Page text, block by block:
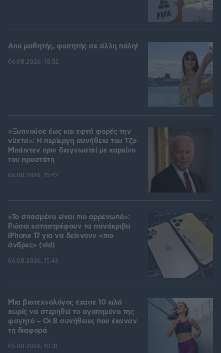
Από μαθητής, φοιτητής σε άλλη πόλη!
06.08.2026, 10:52
«Ξυπνούσε έως και εφτά φορές την
νύχτα»: Η περίεργη συνήθεια του Τζο
Μπάιντεν πριν διαγνωστεί με καρκίνο
του προστάτη
06.08.2026, 15:42
«Το σπασμένο είναι πιο αρρενωπό»:
Ρώσοι καταστρέφουν τα πανάκριβα
iPhone 17 για να δείχνουν «πιο
άνδρες» (vid)
06.08.2026, 15:43
Μια βιοτεχνολόγος έχασε 10 κιλά
χωρίς να στερηθεί το αγαπημένο της
φαγητό – Οι 8 συνήθειες που έκαναν
τη διαφορά
05.08.2026, 18:31